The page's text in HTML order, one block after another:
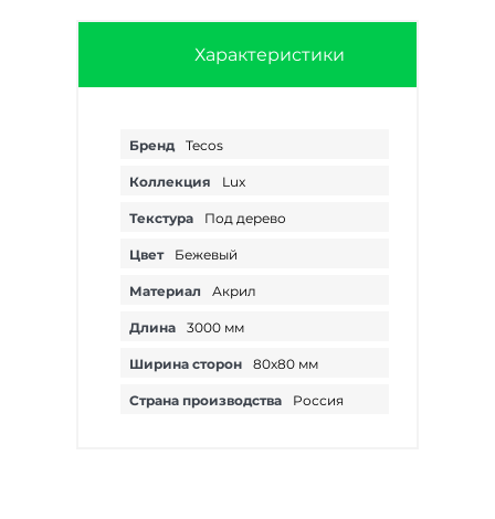
Характеристики
Бренд Tecos
Коллекция Lux
Текстура Под дерево
Цвет Бежевый
Материал Акрил
Длина 3000 мм
Ширина сторон 80х80 мм
Страна производства Россия